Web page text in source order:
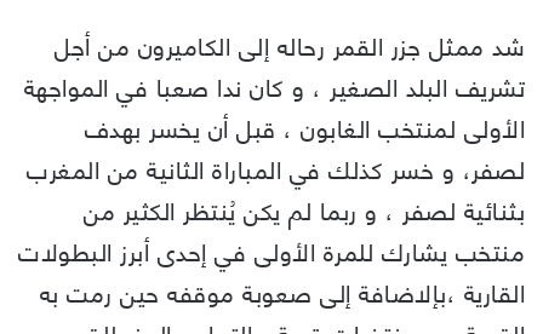
شد ممثل جزر القمر رحاله إلى الكاميرون من أجل
تشريف البلد الصغير ، و كان ندا صعبا في المواجهة
الأولى لمنتخب الغابون ، قبل أن يخسر بهدف
لصفر، و خسر كذلك في المباراة الثانية من المغرب
بثنائية لصفر ، و ربما لم يكن يُنتظر الكثير من
منتخب يشارك للمرة الأولى في إحدى أبرز البطولات
القارية ،بإلاضافة إلى صعوبة موقفه حين رمت به